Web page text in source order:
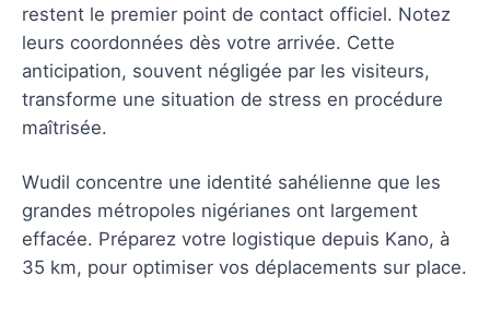
restent le premier point de contact officiel. Notez
leurs coordonnées dès votre arrivée. Cette
anticipation, souvent négligée par les visiteurs,
transforme une situation de stress en procédure
maîtrisée.
Wudil concentre une identité sahélienne que les
grandes métropoles nigérianes ont largement
effacée. Préparez votre logistique depuis Kano, à
35 km, pour optimiser vos déplacements sur place.